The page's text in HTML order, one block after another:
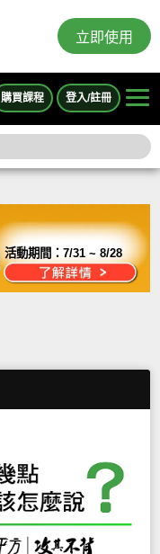
立即使用
購買課程 登入/註冊
活動期間：7/31 ~ 8/28